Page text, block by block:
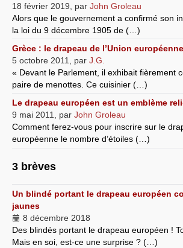
18 février 2019
par John Groleau
Alors que le gouvernement a confirmé son
la loi du 9 décembre 1905 de (…)
Grèce : le drapeau de l’Union
5 octobre 2011
par J.G.
« Devant le Parlement, il exhibait fièrement
paire de menottes. Ce cuisinier (…)
Le drapeau européen est un emblème
9 mai 2011
par John Groleau
Comment ferez-vous pour inscrire sur le
européenne le nombre d’étoiles (…)
3 brèves
Un blindé portant le drapeau européen
jaunes
8 décembre 2018
Des blindés portant le drapeau européen !
Mais en soi, est-ce une surprise ? (…)